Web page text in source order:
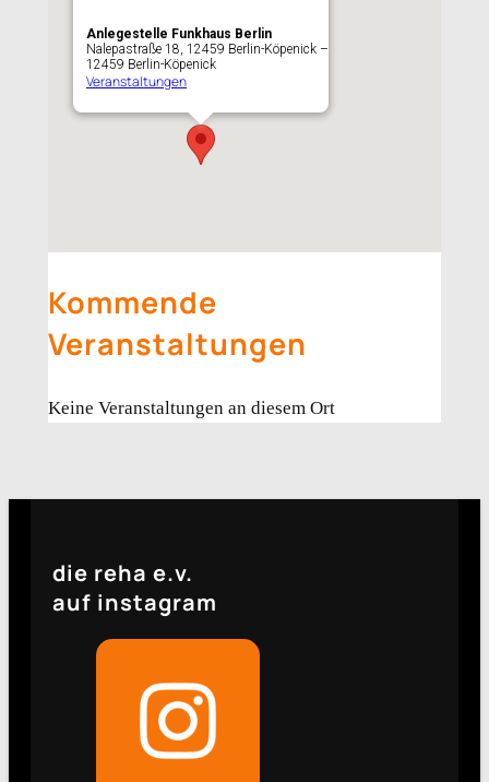
Anlegestelle Funkhaus Berlin
Nalepastraße 18, 12459 Berlin-Köpenick –
12459 Berlin-Köpenick
Veranstaltungen
Kommende
Veranstaltungen
Keine Veranstaltungen an diesem Ort
die reha e.v.
auf instagram